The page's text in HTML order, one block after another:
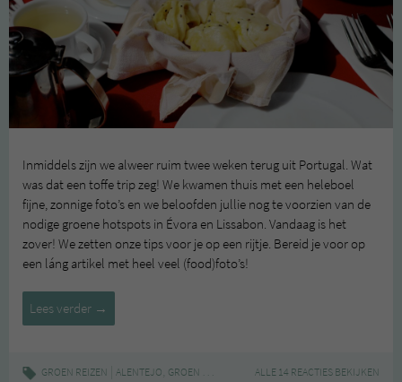
Inmiddels zijn we alweer ruim twee weken terug uit Portugal. Wat
was dat een toffe trip zeg! We kwamen thuis met een heleboel
fijne, zonnige foto’s en we beloofden jullie nog te voorzien van de
nodige groene hotspots in Évora en Lissabon. Vandaag is het
zover! We zetten onze tips voor je op een rijtje. Bereid je voor op
een láng artikel met heel veel (food)foto’s!
Lees verder Groene
hotspots
Portugal
→
GROEN REIZEN ALENTEJO, GROEN REIZEN GROENE HOTSPOTS,HOTSPOTS
ALLE 14 REACTIES BEKIJKEN